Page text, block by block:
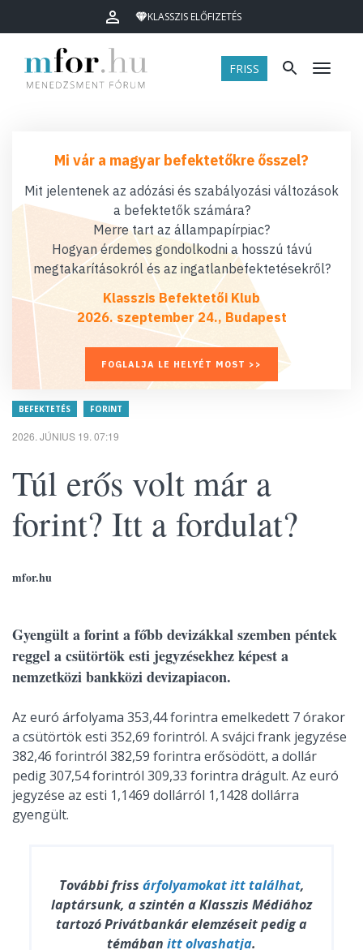
KLASSZIS ELŐFIZETÉS
FRISS Menü
Mi vár a magyar befektetőkre ősszel?
Mit jelentenek az adózási és szabályozási változások
a befektetők számára?
Merre tart az állampapírpiac?
Hogyan érdemes gondolkodni a hosszú távú
megtakarításokról és az ingatlanbefektetésekről?
Klasszis Befektetői Klub
2026. szeptember 24., Budapest
FOGLALJA LE HELYÉT MOST >>
BEFEKTETÉS FORINT
2026. JÚNIUS 19. 07:19
Túl erős volt már a
forint? Itt a fordulat?
mfor.hu
Gyengült a forint a főbb devizákkal szemben péntek
reggel a csütörtök esti jegyzésekhez képest a
nemzetközi bankközi devizapiacon.
Az euró árfolyama 353,44 forintra emelkedett 7 órakor
a csütörtök esti 352,69 forintról. A svájci frank jegyzése
382,46 forintról 382,59 forintra erősödött, a dollár
pedig 307,54 forintról 309,33 forintra drágult. Az euró
jegyzése az esti 1,1469 dollárról 1,1428 dollárra
gyengült.
További friss árfolyamokat itt találhat,
laptársunk, a szintén a Klasszis Médiához
tartozó Privátbankár elemzéseit pedig a
témában itt olvashatja.